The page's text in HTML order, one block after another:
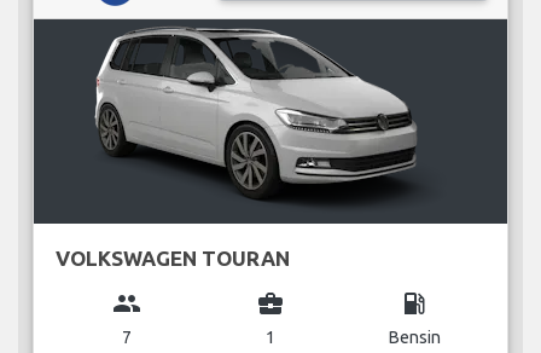
VOLKSWAGEN TOURAN
group
7
business_center
1
local_gas_station
Bensin